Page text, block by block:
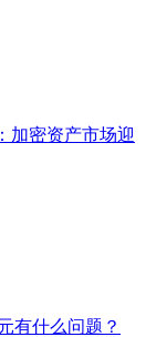
加密资产市场迎
有什么问题？